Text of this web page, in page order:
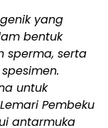
yang
bentuk
sperma, serta
untuk
Pembeku
antarmuka